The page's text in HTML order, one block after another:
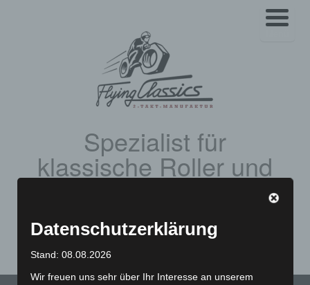
Spezialist für
klassische Roller und
Vespa Schaltroller | Simson | MZ | IWL | BMW K-Serie | BMW R-
Serie | Yamaha SR 500 | Yamaha XT 500
Datenschutzerklärung
Stand: 08.08.2026
Wir freuen uns sehr über Ihr Interesse an unserem